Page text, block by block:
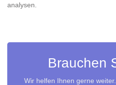
analysen.
Brauchen
Wir helfen Ihnen gerne